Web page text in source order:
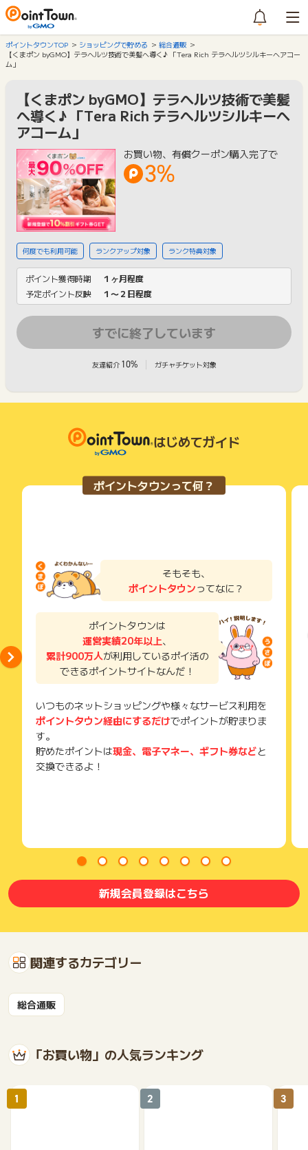
ポイントタウンTOP ショッピングで貯める
総合通販
【くまポン byGMO】テラヘルツ技術で美髪へ導く♪ 「Tera Rich テラヘルツシルキーヘアコー
ム」
【くまポン byGMO】テラヘルツ技術で美髪
へ導く♪ 「Tera Rich テラヘルツシルキーヘ
アコーム」
お買い物、有償クーポン購入完了で
3%
何度でも利用可能 ランクアップ対象 ランク特典対象
ポイント獲得時期
１ヶ月程度
予定ポイント反映
１〜２日程度
すでに終了しています
友達紹介 10% ガチャチケット対象
はじめてガイド
ポイントタウンって何？
そもそも、
ポイントタウンってなに？
ポイントタウンは
運営実績20年以上、
累計900万人が利用しているポイ活の
できるポイントサイトなんだ！
いつものネットショッピングや様々なサービス利用を
ポイントタウン経由にするだけでポイントが貯まりま
す。
貯めたポイントは現金、電子マネー、ギフト券などと
交換できるよ！
新規会員登録はこちら
関連するカテゴリー
総合通販
「お買い物」の人気ランキング
1 2 3